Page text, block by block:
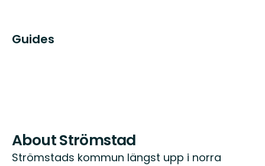
Guides
About Strömstad
Strömstads kommun längst upp i norra